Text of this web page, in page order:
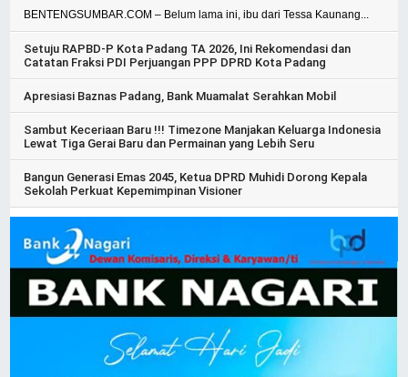
BENTENGSUMBAR.COM – Belum lama ini, ibu dari Tessa Kaunang...
Setuju RAPBD-P Kota Padang TA 2026, Ini Rekomendasi dan
Catatan Fraksi PDI Perjuangan PPP DPRD Kota Padang
Apresiasi Baznas Padang, Bank Muamalat Serahkan Mobil
Sambut Keceriaan Baru !!! Timezone Manjakan Keluarga Indonesia
Lewat Tiga Gerai Baru dan Permainan yang Lebih Seru
Bangun Generasi Emas 2045, Ketua DPRD Muhidi Dorong Kepala
Sekolah Perkuat Kepemimpinan Visioner